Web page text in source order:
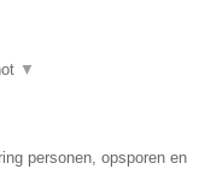
▼
personen, opsporen en